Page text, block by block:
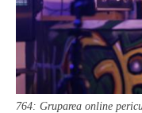
764: Gruparea online